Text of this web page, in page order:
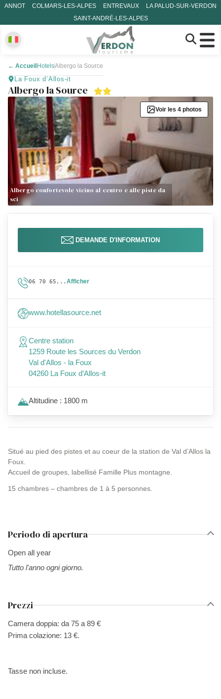
ANNOT COLMARS-LES-ALPES ENTREVAUX
LA PALUD-SUR-VERDON
SAINT-ANDRÉ-LES-ALPES
← Accueil HotelsAlbergo la Source
La Foux d’Allos-it
Albergo la Source
Albergo confortevole vicino al centro e alle piste da
sci
Voir les 4 photos
Situé au pied des pistes et au coeur de la station de Val d’Allos la
Foux.
Accueil de groupes, labellisé Famille Plus montagne.
15 chambres – chambres de 1 à 5 personnes.
Periodo di apertura
Open all year
Tutto l'anno ogni giorno.
Prezzi
Camera doppia: da 75 a 89 €
Prima colazione: 13 €.
Tasse non incluse.
DEMANDE D'INFORMATION
06 70 65... Afficher
www.hotellasource.net
Centre station
1259 Route les Sources du Verdon
Val d'Allos - la Foux
04260 La Foux d’Allos-it
Altitudine : 1800 m